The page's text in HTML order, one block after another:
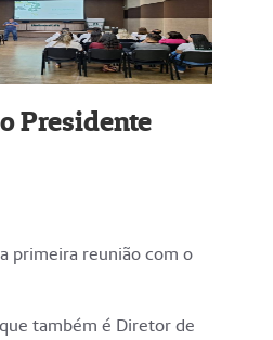
Presidente
primeira reunião com o
também é Diretor de